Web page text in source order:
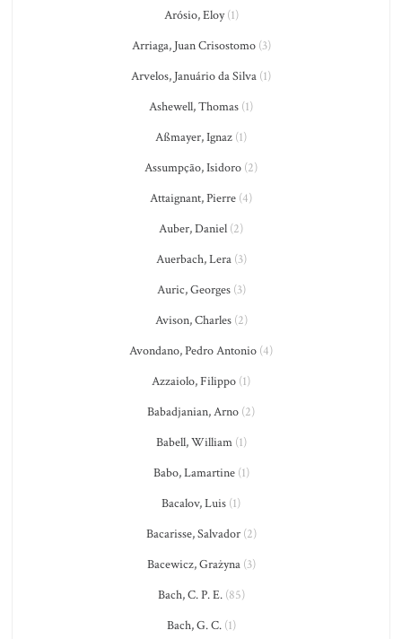
Arósio, Eloy(1)
Arriaga, Juan Crisostomo(3)
Arvelos, Januário da Silva (1)
Ashewell, Thomas (1)
Aßmayer, Ignaz (1)
Assumpção, Isidoro (2)
Attaignant, Pierre (4)
Auber, Daniel (2)
Auerbach, Lera(3)
Auric, Georges(3)
Avison, Charles(2)
Avondano, Pedro Antonio (4)
Azzaiolo, Filippo (1)
Babadjanian, Arno (2)
Babell, William(1)
Babo, Lamartine(1)
Bacalov, Luis (1)
Bacarisse, Salvador(2)
Bacewicz, Grażyna(3)
Bach, C. P. E.(85)
Bach, G. C.(1)